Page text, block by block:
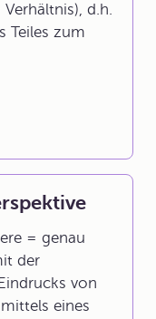
d.h.
Teiles zum
= genau
der
von
eines